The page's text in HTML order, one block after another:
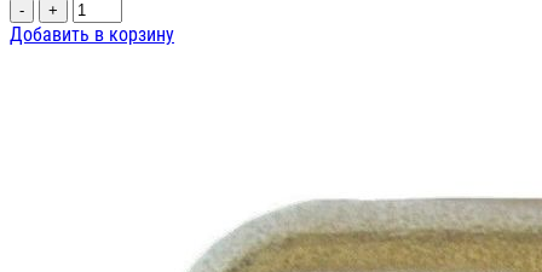
- +
Добавить в корзину